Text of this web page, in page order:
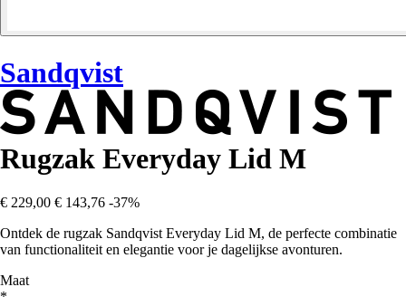
Sandqvist
Rugzak Everyday Lid M
€ 229,00 € 143,76 -37%
Ontdek de rugzak Sandqvist Everyday Lid M, de perfecte combinatie
van functionaliteit en elegantie voor je dagelijkse avonturen.
Maat
*